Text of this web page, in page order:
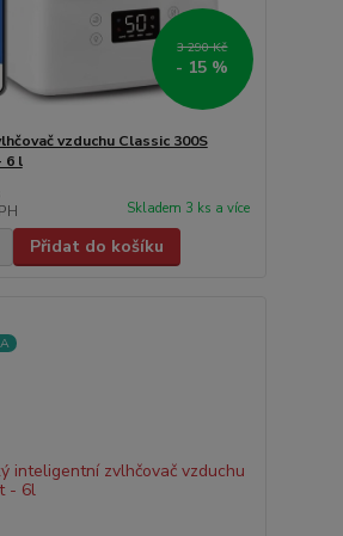
3 290 Kč
- 15 %
vzduchu Classic 300S
6 l
Skladem 3 ks a více
Přidat do košíku